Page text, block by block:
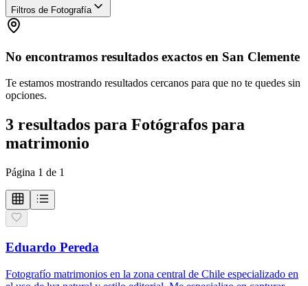
Filtros de Fotografía
No encontramos resultados exactos en San Clemente
Te estamos mostrando resultados cercanos para que no te quedes sin
opciones.
3 resultados para Fotógrafos para
matrimonio
Página 1 de 1
Eduardo Pereda
Fotografío matrimonios en la zona central de Chile especializado en